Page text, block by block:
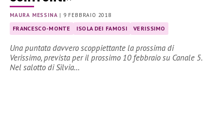
MAURA MESSINA | 9 FEBBRAIO 2018
FRANCESCO-MONTE ISOLA DEI FAMOSI VERISSIMO
Una puntata davvero scoppiettante la prossima di
Verissimo, prevista per il prossimo 10 febbraio su Canale 5.
Nel salotto di Silvia…